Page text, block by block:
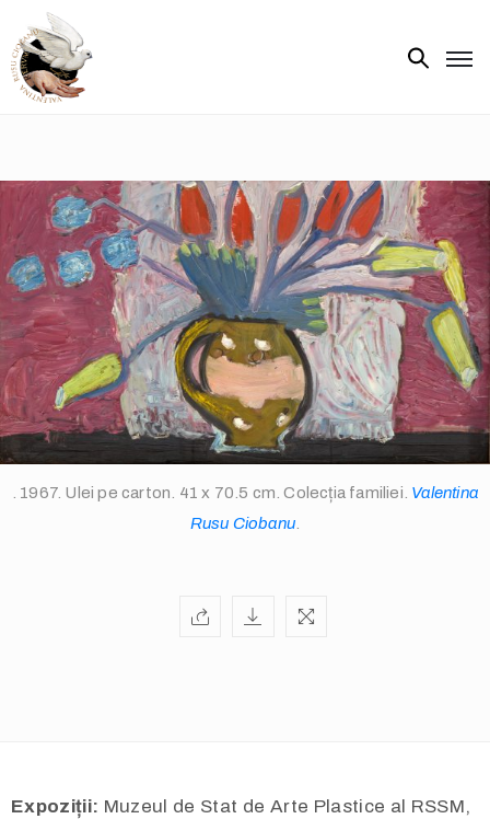
Biografie
Opere
de
artă
V.R.C.
Atelier
‘85
Presa
Publicații
. 1967. Ulei pe carton. 41 x 70.5 cm. Colecția familiei. Valentina
Rusu Ciobanu.
Expoziții: Muzeul de Stat de Arte Plastice al RSSM,